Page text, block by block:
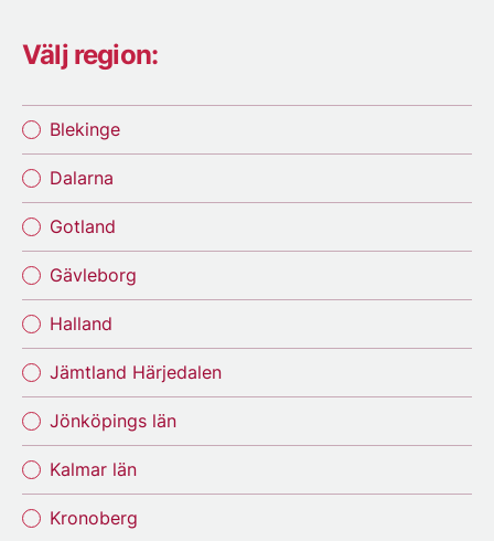
Välj region:
Blekinge
Dalarna
Gotland
Gävleborg
Halland
Jämtland Härjedalen
Jönköpings län
Kalmar län
Kronoberg